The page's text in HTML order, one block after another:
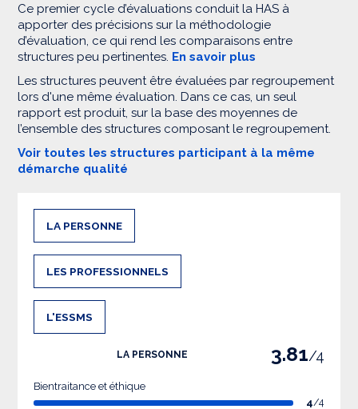
Ce premier cycle d’évaluations conduit la HAS à
apporter des précisions sur la méthodologie
d’évaluation, ce qui rend les comparaisons entre
structures peu pertinentes. En savoir plus
Les structures peuvent être évaluées par regroupement
lors d'une même évaluation. Dans ce cas, un seul
rapport est produit, sur la base des moyennes de
l’ensemble des structures composant le regroupement.
Voir toutes les structures participant à la même
démarche qualité
LA PERSONNE
LES PROFESSIONNELS
L'ESSMS
LA PERSONNE 3.81/4
Bientraitance et éthique
4/4